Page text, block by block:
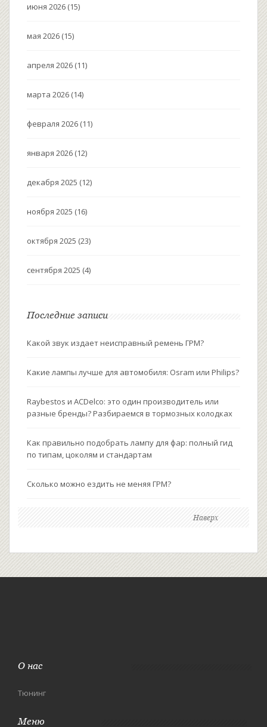
июня 2026 (15)
мая 2026 (15)
апреля 2026 (11)
марта 2026 (14)
февраля 2026 (11)
января 2026 (12)
декабря 2025 (12)
ноября 2025 (16)
октября 2025 (23)
сентября 2025 (4)
Последние записи
Какой звук издает неисправный ремень ГРМ?
Какие лампы лучше для автомобиля: Osram или Philips?
Raybestos и ACDelco: это один производитель или
разные бренды? Разбираемся в тормозных колодках
Как правильно подобрать лампу для фар: полный гид
по типам, цоколям и стандартам
Сколько можно ездить не меняя ГРМ?
Наверх
О нас
Тюнинг
Меню